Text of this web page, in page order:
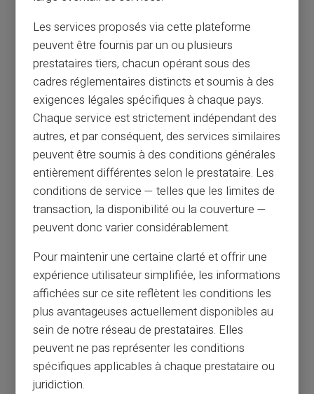
СЕБЕ
Відкрийте свій рахунок
Les services proposés via cette plateforme
peuvent être fournis par un ou plusieurs
prestataires tiers, chacun opérant sous des
cadres réglementaires distincts et soumis à des
exigences légales spécifiques à chaque pays.
Chaque service est strictement indépendant des
autres, et par conséquent, des services similaires
peuvent être soumis à des conditions générales
entièrement différentes selon le prestataire. Les
conditions de service — telles que les limites de
transaction, la disponibilité ou la couverture —
peuvent donc varier considérablement.
Pour maintenir une certaine clarté et offrir une
expérience utilisateur simplifiée, les informations
affichées sur ce site reflètent les conditions les
plus avantageuses actuellement disponibles au
sein de notre réseau de prestataires. Elles
peuvent ne pas représenter les conditions
spécifiques applicables à chaque prestataire ou
juridiction.